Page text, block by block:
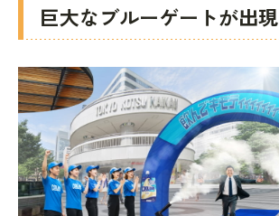
巨大なブルーゲートが出現